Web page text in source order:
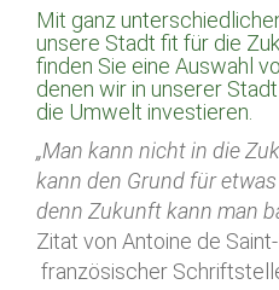
Mit ganz
unsere Stadt fit für die
finden Sie eine Auswahl
denen wir in unserer
die Umwelt investieren.
„Man kann nicht in die
kann den Grund für
denn Zukunft kann man
Zitat von Antoine de
französischer